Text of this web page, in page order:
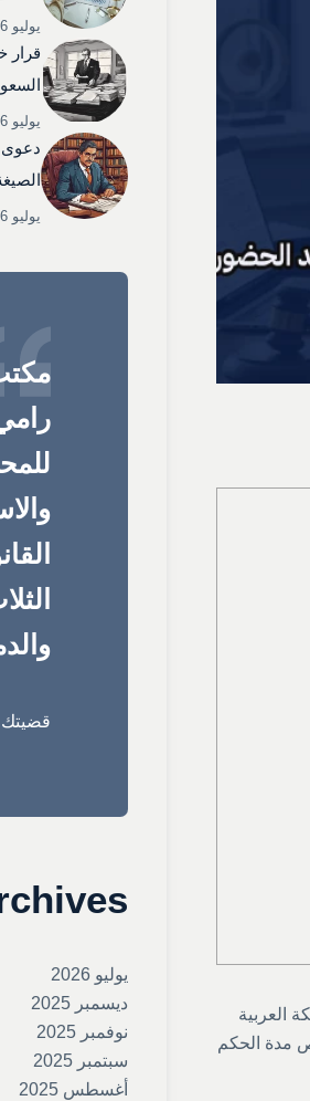
العربية
مدة الحكم
يوليو 6, 2025
قرار
يوليو 6, 2025
دعوى
يوليو 6, 2025
قضيتك
يوليو 2026
ديسمبر 2025
نوفمبر 2025
سبتمبر 2025
أغسطس 2025